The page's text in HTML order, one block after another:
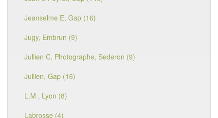
Jeanselme E, Gap (16)
Jugy, Embrun (9)
Jullien C, Photographe, Sederon (9)
Jullien, Gap (16)
L.M , Lyon (8)
Labrosse (4)